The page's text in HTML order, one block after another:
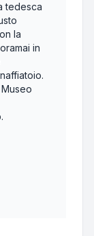
tedesca
la
in